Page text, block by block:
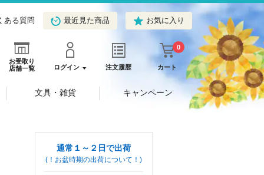
ある質問 最近見た商品 お気に入り
お受取り
店舗一覧
ログイン 注文履歴 カート
0
文具・雑貨 キャンペーン
通常１～２日で出荷
(！お盆時期の出荷について！)